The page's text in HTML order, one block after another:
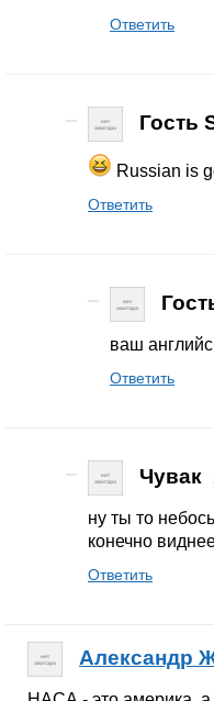
Ответить
Гость
Russian is
Ответить
ваш
Ответить
Чувак
ну ты то
конечно
Ответить
Александр